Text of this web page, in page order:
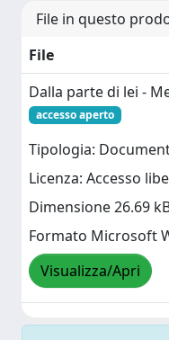
File in questo
File
Dalla parte di lei -
accesso aperto
Tipologia:
Licenza: Accesso
Dimensione 26.69
Formato Microsoft
Visualizza/Apri